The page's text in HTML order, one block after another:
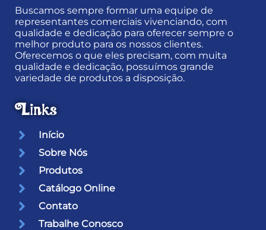
Buscamos sempre formar uma equipe de
representantes comerciais vivenciando, com
qualidade e dedicação para oferecer sempre o
melhor produto para os nossos clientes.
Oferecemos o que eles precisam, com muita
qualidade e dedicação, possuímos grande
variedade de produtos a disposição.
Links
Início
Sobre Nós
Produtos
Catálogo Online
Contato
Trabalhe Conosco